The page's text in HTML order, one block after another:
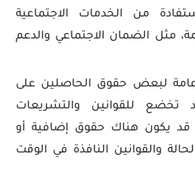
من الخدمات الاجتماعية
مثل الضمان الاجتماعي والدعم
عامة لبعض حقوق الحاصلين على
تخضع للقوانين والتشريعات
قد يكون هناك حقوق إضافية أو
والقوانين النافذة في الوقت